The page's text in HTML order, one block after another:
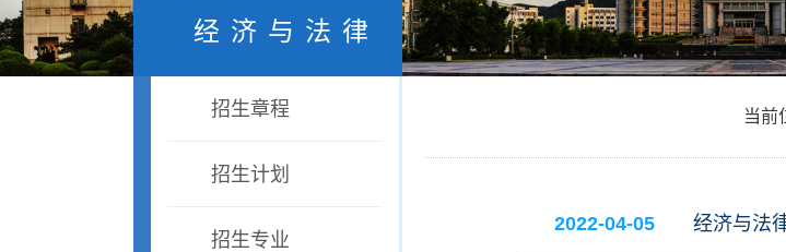
经济与法律
学院
招生章程
招生计划
招生专业
当前
2022-04-05 经济与法